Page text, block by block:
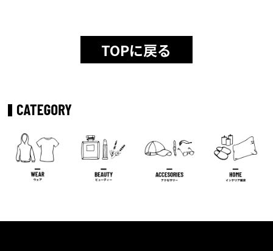
TOPに戻る